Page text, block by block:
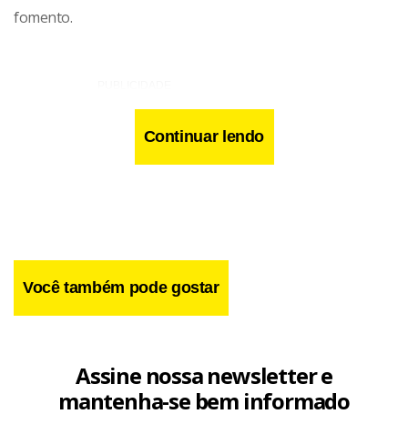
fomento.
Continuar lendo
Você também pode gostar
Assine nossa newsletter e
mantenha-se bem informado